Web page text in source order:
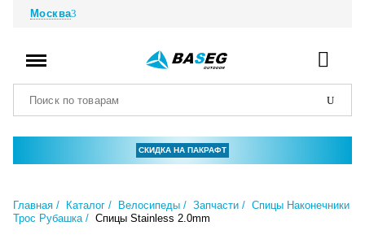
Москва
СКИДКА НА ПАКРАФТ
Главная Каталог Велосипеды Запчасти
Спицы Наконечники
Трос Рубашка
Спицы Stainless 2.0mm